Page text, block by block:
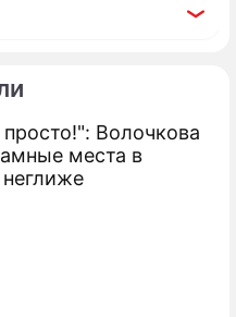
Волочкова
места в
Шофер умер